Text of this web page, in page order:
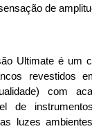
de
Ultimate é um
revestidos
com
de
luzes